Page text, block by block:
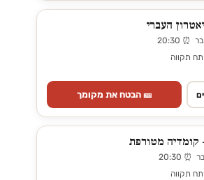
תקווה
🎫 הבטח את מקומך
קומדיה מטורפת
תקווה